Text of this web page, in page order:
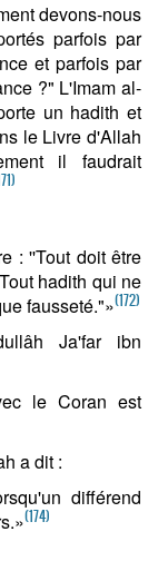
devons-nous
parfois par
et parfois par
?" L'Imam al-
un hadith et
le Livre d'Allah
il faudrait
: ''Tout doit être
hadith qui ne
fausseté."»(172)
Ja'far ibn
le Coran est
a dit :
différend
(174)